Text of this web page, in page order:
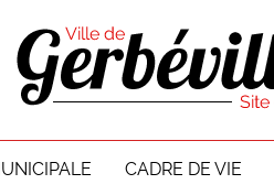
CADRE DE VIE